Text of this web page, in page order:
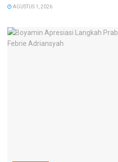
AGUSTUS 1, 2026